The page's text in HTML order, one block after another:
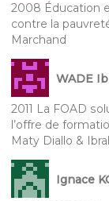
2008 Éducation
contre la
Marchand
WADE
2011 La FOAD
l’offre de
Maty Diallo &
Ignace